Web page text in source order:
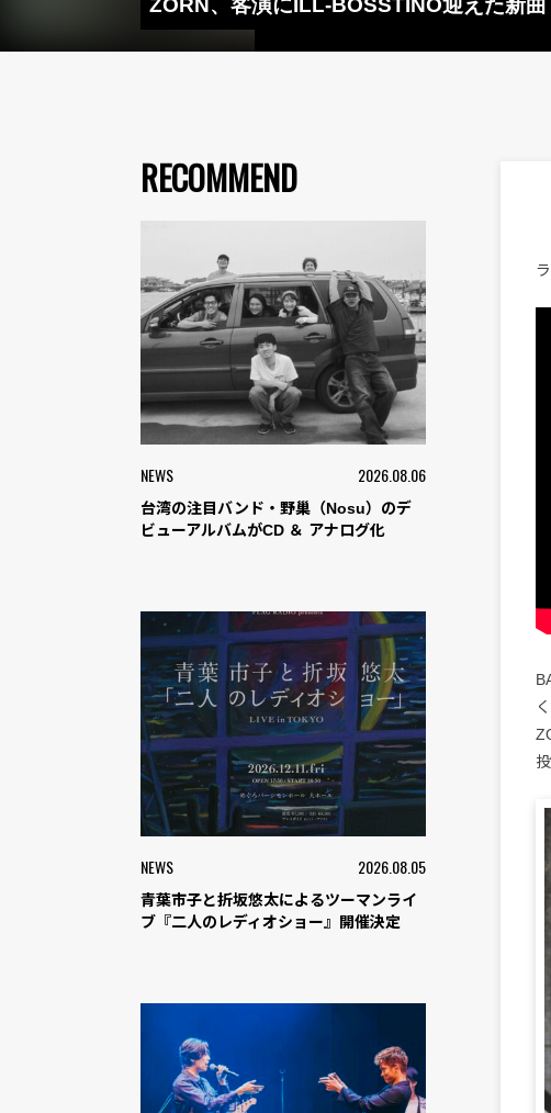
ZORN、客演にILL-BOSSTINO迎えた新
RECOMMEND
NEWS 2026.08.06
台湾の注目バンド・野巢（Nosu）のデ
ビューアルバムがCD ＆ アナログ化
NEWS 2026.08.05
青葉市子と折坂悠太によるツーマンライ
ブ『二人のレディオショー』開催決定